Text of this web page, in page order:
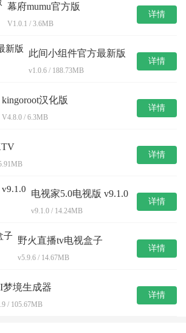
幕府mumu官方版
V1.0.1 / 3.6MB
详情
此间小组件官方最新版
v1.0.6 / 188.73MB
详情
kingoroot汉化版
V4.8.0 / 6.3MB
详情
详情
电视家5.0电视版 v9.1.0
v9.1.0 / 14.24MB
详情
野火直播tv电视盒子
v5.9.6 / 14.67MB
详情
梦境生成器
/ 105.67MB
详情